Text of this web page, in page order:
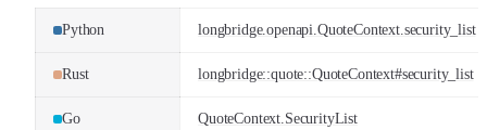
Python longbridge.openapi.QuoteContext.security_list
Rust longbridge::quote::QuoteContext#security_list
Go QuoteContext.SecurityList